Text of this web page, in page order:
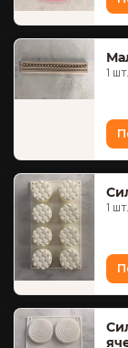
1 шт.
1 шт.